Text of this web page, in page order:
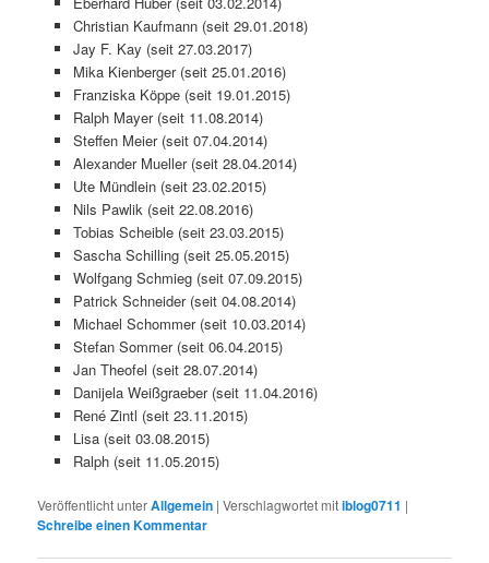
Christian Kaufmann (seit 29.01.2018)
Jay F. Kay (seit 27.03.2017)
Mika Kienberger (seit 25.01.2016)
Franziska Köppe (seit 19.01.2015)
Ralph Mayer (seit 11.08.2014)
Steffen Meier (seit 07.04.2014)
Alexander Mueller (seit 28.04.2014)
Ute Mündlein (seit 23.02.2015)
Nils Pawlik (seit 22.08.2016)
Tobias Scheible (seit 23.03.2015)
Sascha Schilling (seit 25.05.2015)
Wolfgang Schmieg (seit 07.09.2015)
Patrick Schneider (seit 04.08.2014)
Michael Schommer (seit 10.03.2014)
Stefan Sommer (seit 06.04.2015)
Jan Theofel (seit 28.07.2014)
Danijela Weißgraeber (seit 11.04.2016)
René Zintl (seit 23.11.2015)
Lisa (seit 03.08.2015)
Ralph (seit 11.05.2015)
Veröffentlicht unterAllgemein |Verschlagwortet mitiblog0711 |
Schreibe einen Kommentar